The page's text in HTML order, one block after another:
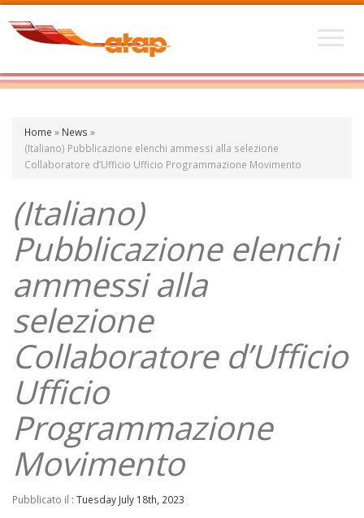
Home » News »
(Italiano) Pubblicazione elenchi ammessi alla selezione
Collaboratore d’Ufficio Ufficio Programmazione Movimento
(Italiano)
Pubblicazione elenchi
ammessi alla
selezione
Collaboratore d’Ufficio
Ufficio
Programmazione
Movimento
Pubblicato il : Tuesday July 18th, 2023